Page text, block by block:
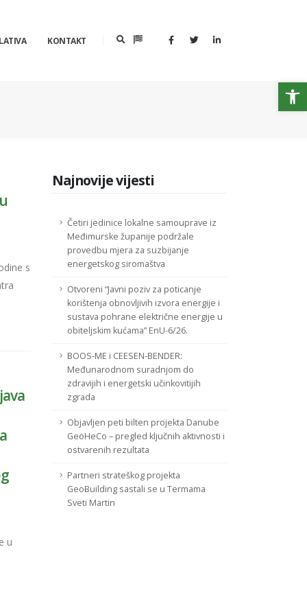
KONTAKT
s
u
Najnovije vijesti
Četiri jedinice lokalne samouprave iz
Međimurske županije podržale
provedbu mjera za suzbijanje
energetskog siromaštva
Otvoreni “Javni poziv za poticanje
korištenja obnovljivih izvora energije i
sustava pohrane električne energije u
obiteljskim kućama” EnU-6/26.
BOOS-ME i CEESEN-BENDER:
Međunarodnom suradnjom do
zdravijih i energetski učinkovitijih
zgrada
Objavljen peti bilten projekta Danube
GeoHeCo – pregled ključnih aktivnosti i
ostvarenih rezultata
Partneri strateškog projekta
GeoBuilding sastali se u Termama
Sveti Martin